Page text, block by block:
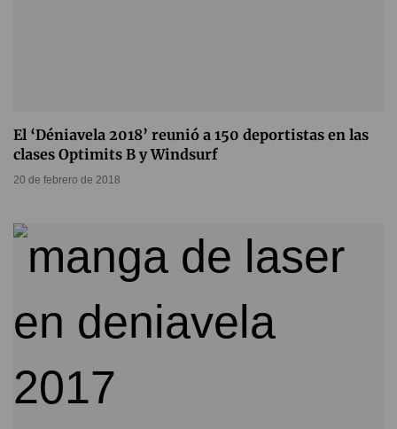
El ‘Déniavela 2018’ reunió a 150 deportistas en las
clases Optimits B y Windsurf
20 de febrero de 2018